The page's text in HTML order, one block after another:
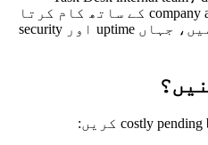
deliverables، اور company accountability کے ساتھ کام کرتا
ہے — hosting provider context میں، جہاں uptime اور security